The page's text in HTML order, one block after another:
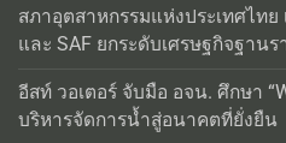
สภาอุตสาหกรรมแห่งประเทศไท
และ SAF ยกระดับเศรษฐกิจฐาน
อีสท์ วอเตอร์ จับมือ อจน. ศึกษา
บริหารจัดการน้ำสู่อนาคตที่ยั่งยืน